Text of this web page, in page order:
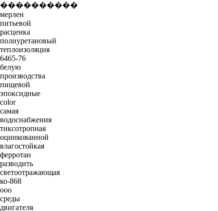
����������
мерлен
питьевой
расценка
полиуретановый
теплоизоляция
6465-76
белую
производства
пищевой
эпоксидные
color
самая
водоснабжения
тиксотропная
оцинкованной
влагостойкая
ферротан
разводить
светоотражающая
ко-868
ооо
среды
двигателя